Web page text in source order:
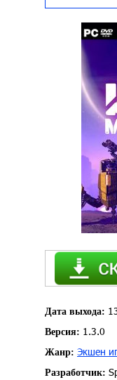
Дата выхода:
Версия: 1.3.0
Жанр: Экшен
Разработчик: